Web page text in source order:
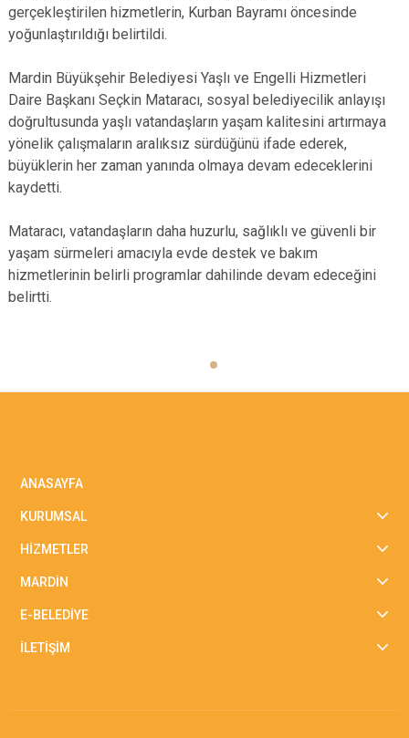
gerçekleştirilen hizmetlerin, Kurban Bayramı öncesinde
yoğunlaştırıldığı belirtildi.
Mardin Büyükşehir Belediyesi Yaşlı ve Engelli Hizmetleri
Daire Başkanı Seçkin Mataracı, sosyal belediyecilik anlayışı
doğrultusunda yaşlı vatandaşların yaşam kalitesini artırmaya
yönelik çalışmaların aralıksız sürdüğünü ifade ederek,
büyüklerin her zaman yanında olmaya devam edeceklerini
kaydetti.
Mataracı, vatandaşların daha huzurlu, sağlıklı ve güvenli bir
yaşam sürmeleri amacıyla evde destek ve bakım
hizmetlerinin belirli programlar dahilinde devam edeceğini
belirtti.
ANASAYFA
KURUMSAL
HİZMETLER
MARDİN
E-BELEDİYE
İLETİŞİM